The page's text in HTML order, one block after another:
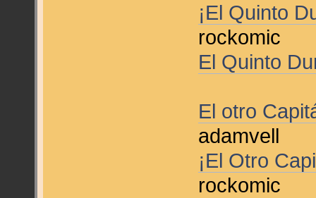
¡El Quinto
rockomic
El Quinto
El otro
adamvell
¡El Otro
rockomic